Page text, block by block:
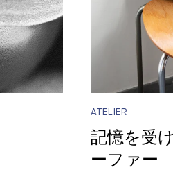
ATELIER
記憶を受
ーファー